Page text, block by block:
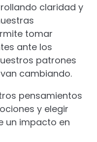
claridad y
tomar
ante los
patrones
cambiando.
pensamientos
y elegir
un impacto en